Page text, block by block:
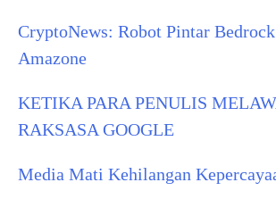
CryptoNews: Robot Pintar
Amazone
KETIKA PARA PENULIS
RAKSASA GOOGLE
Media Mati Kehilangan